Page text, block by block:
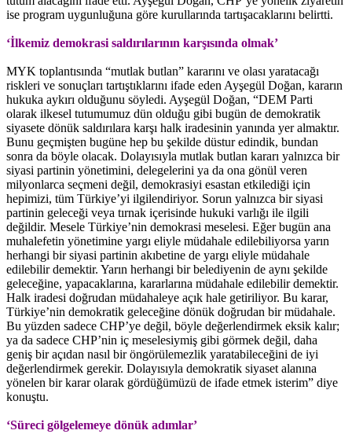
ise program uygunluğuna göre kurullarında tartışacaklarını belirtti.
‘İlkemiz demokrasi saldırılarının karşısında olmak’
MYK toplantısında “mutlak butlan” kararını ve olası yaratacağı
riskleri ve sonuçları tartıştıklarını ifade eden Ayşegül Doğan, kararın
hukuka aykırı olduğunu söyledi. Ayşegül Doğan, “DEM Parti
olarak ilkesel tutumumuz dün olduğu gibi bugün de demokratik
siyasete dönük saldırılara karşı halk iradesinin yanında yer almaktır.
Bunu geçmişten bugüne hep bu şekilde düstur edindik, bundan
sonra da böyle olacak. Dolayısıyla mutlak butlan kararı yalnızca bir
siyasi partinin yönetimini, delegelerini ya da ona gönül veren
milyonlarca seçmeni değil, demokrasiyi esastan etkilediği için
hepimizi, tüm Türkiye’yi ilgilendiriyor. Sorun yalnızca bir siyasi
partinin geleceği veya tırnak içerisinde hukuki varlığı ile ilgili
değildir. Mesele Türkiye’nin demokrasi meselesi. Eğer bugün ana
muhalefetin yönetimine yargı eliyle müdahale edilebiliyorsa yarın
herhangi bir siyasi partinin akıbetine de yargı eliyle müdahale
edilebilir demektir. Yarın herhangi bir belediyenin de aynı şekilde
geleceğine, yapacaklarına, kararlarına müdahale edilebilir demektir.
Halk iradesi doğrudan müdahaleye açık hale getiriliyor. Bu karar,
Türkiye’nin demokratik geleceğine dönük doğrudan bir müdahale.
Bu yüzden sadece CHP’ye değil, böyle değerlendirmek eksik kalır;
ya da sadece CHP’nin iç meselesiymiş gibi görmek değil, daha
geniş bir açıdan nasıl bir öngörülemezlik yaratabileceğini de iyi
değerlendirmek gerekir. Dolayısıyla demokratik siyaset alanına
yönelen bir karar olarak gördüğümüzü de ifade etmek isterim” diye
konuştu.
‘Süreci gölgelemeye dönük adımlar’